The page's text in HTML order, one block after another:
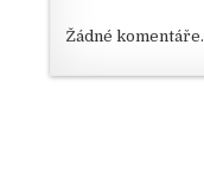
Žádné komentáře.